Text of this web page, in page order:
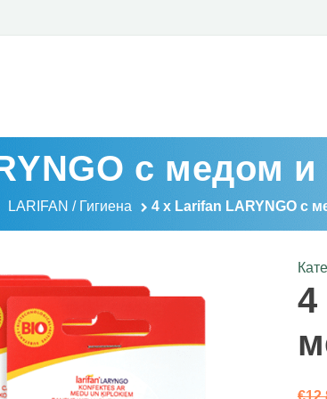
с медом и
LARIFAN / Гигиена 4 x Larifan LARYNGO с
4